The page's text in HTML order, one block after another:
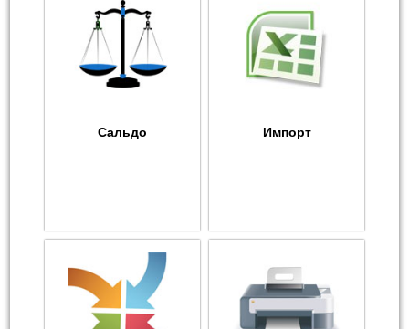
Сальдо Импорт